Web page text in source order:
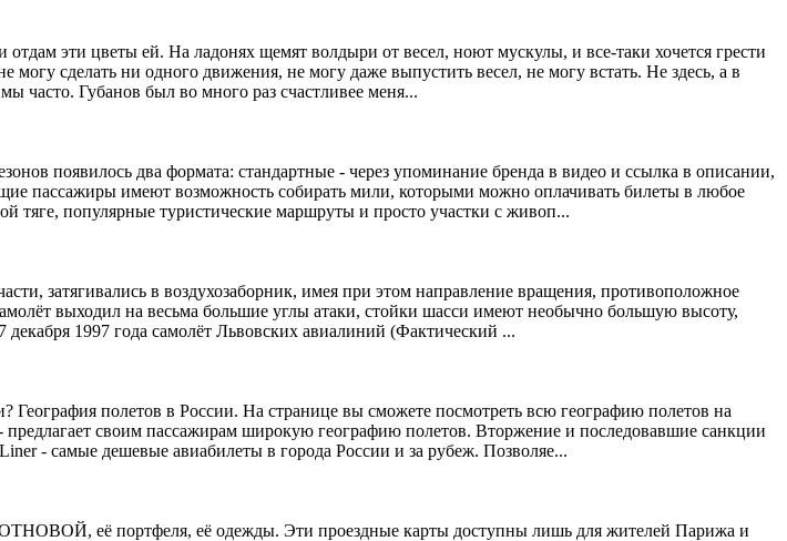
эти цветы ей. На ладонях щемят волдыри от весел, ноют мускулы, и все-таки хочется грести
сделать ни одного движения, не могу даже выпустить весел, не могу встать. Не здесь, а в
часто. Губанов был во много раз счастливее меня...
появилось два формата: стандартные - через упоминание бренда в видео и ссылка в описании,
пассажиры имеют возможность собирать мили, которыми можно оплачивать билеты в любое
тяге, популярные туристические маршруты и просто участки с живоп...
затягивались в воздухозаборник, имея при этом направление вращения, противоположное
выходил на весьма большие углы атаки, стойки шасси имеют необычно большую высоту,
1997 года самолёт Львовских авиалиний (Фактический ...
полетов в России. На странице вы сможете посмотреть всю географию полетов на
своим пассажирам широкую географию полетов. Вторжение и последовавшие санкции
- самые дешевые авиабилеты в города России и за рубеж. Позволяе...
её портфеля, её одежды. Эти проездные карты доступны лишь для жителей Парижа и